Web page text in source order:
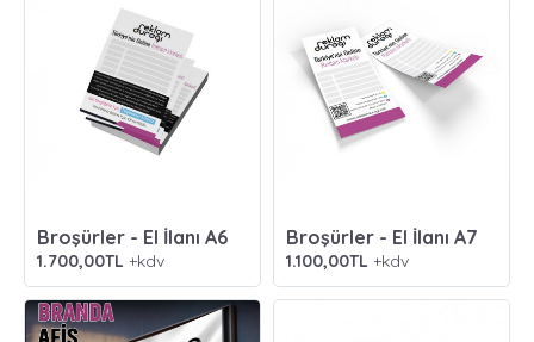
Broşürler - El İlanı A6
1.700,00TL +kdv
Broşürler - El İlanı A7
1.100,00TL +kdv